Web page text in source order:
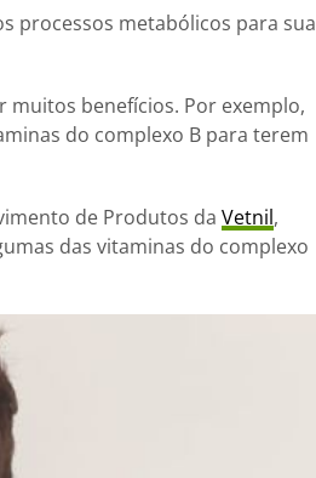
processos metabólicos para sua
muitos benefícios. Por exemplo,
do complexo B para terem
de Produtos da Vetnil,
das vitaminas do complexo